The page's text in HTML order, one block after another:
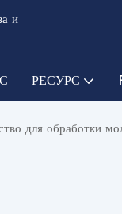
и
РЕСУРС
для обработки